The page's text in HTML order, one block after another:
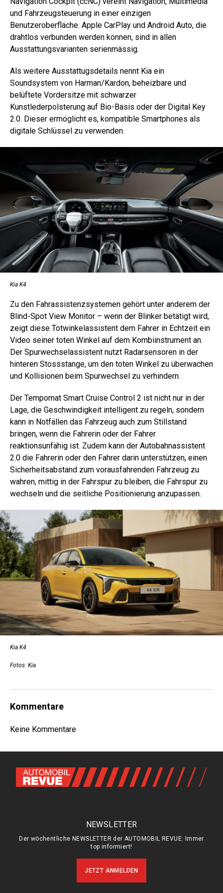
und Fahrzeugsteuerung in einer einzigen
Benutzeroberfläche. Apple CarPlay und Android Auto, die
drahtlos verbunden werden können, sind in allen
Ausstattungsvarianten serienmässig.
Als weitere Ausstattugsdetails nennt Kia ein
Soundsystem von Harman/Kardon, beheizbare und
belüftete Vordersitze mit schwarzer
Kunstlederpolsterung auf Bio-Basis oder der Digital Key
2.0. Dieser ermöglicht es, kompatible Smartphones als
digitale Schlüssel zu verwenden.
Kia K4
Zu den Fahrassistenzsystemen gehört unter anderem der
Blind-Spot View Monitor – wenn der Blinker betätigt wird,
zeigt diese Totwinkelassistent dem Fahrer in Echtzeit ein
Video seiner toten Winkel auf dem Kombiinstrument an.
Der Spurwechselassistent nutzt Radarsensoren in der
hinteren Stossstange, um den toten Winkel zu überwachen
und Kollisionen beim Spurwechsel zu verhindern.
Der Tempomat Smart Cruise Control 2 ist nicht nur in der
Lage, die Geschwindigkeit intelligent zu regeln, sondern
kann in Notfällen das Fahrzeug auch zum Stillstand
bringen, wenn die Fahrerin oder der Fahrer
reaktionsunfähig ist. Zudem kann der Autobahnassistent
2.0 die Fahrerin oder den Fahrer darin unterstützen, einen
Sicherheitsabstand zum vorausfahrenden Fahrzeug zu
wahren, mittig in der Fahrspur zu bleiben, die Fahrspur zu
wechseln und die seitliche Positionierung anzupassen.
Kia K4
Fotos: Kia
Kommentare
Keine Kommentare
NEWSLETTER
Der wöchentliche NEWSLETTER der AUTOMOBIL REVUE: Immer
top informiert!
JETZT ANMELDEN